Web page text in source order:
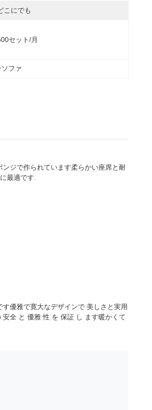
こにでも
セット/月
ファ
ジで作られています柔らかい座席と耐
最適です.
優雅で寛大なデザインで 美しさと実用
全 と 優雅 性 を 保証 し ます暖かくて